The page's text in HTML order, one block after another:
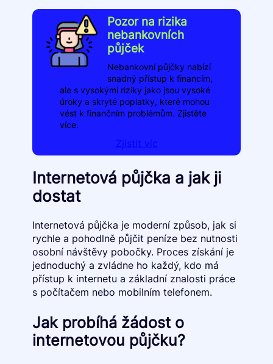
Pozor na rizika
nebankovních
půjček
Nebankovní půjčky nabízí
snadný přístup k financím,
ale s vysokými riziky jako jsou vysoké
úroky a skryté poplatky, které mohou
vést k finančním problémům. Zjistěte
více.
Zjistit víc
Internetová půjčka a jak ji
dostat
Internetová půjčka je moderní způsob, jak si
rychle a pohodlně půjčit peníze bez nutnosti
osobní návštěvy pobočky. Proces získání je
jednoduchý a zvládne ho každý, kdo má
přístup k internetu a základní znalosti práce
s počítačem nebo mobilním telefonem.
Jak probíhá žádost o
internetovou půjčku?